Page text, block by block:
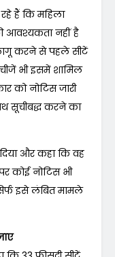
हैं कि महिला
नहीं है
करने से पहले सीटें
भी इसमें शामिल
को नोटिस जारी
सूचीबद्ध करने का
और कहा कि वह
कोई नोटिस भी
इसे लंबित मामले